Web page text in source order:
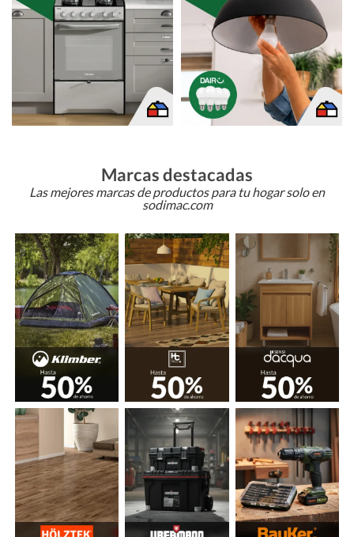
Marcas destacadas
Las mejores marcas de productos para tu hogar solo en
sodimac.com